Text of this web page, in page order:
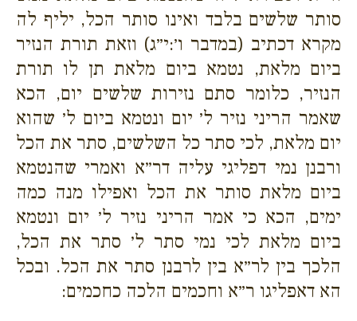
סותר שלשים בלבד ואינו סותר הכל, יליף לה
מקרא דכתיב (במדבר ו׳:י״ג) וזאת תורת הנזיר
ביום מלאת, נטמא ביום מלאת תן לו תורת
הנזיר, כלומר סתם נזירות שלשים יום, הכא
שאמר הריני נזיר ל׳ יום ונטמא ביום ל׳ שהוא
יום מלאת, לכי סתר כל השלשים, סתר את הכל
ורבנן נמי דפליגי עליה דר״א ואמרי שהנטמא
ביום מלאת סותר את הכל ואפילו מנה כמה
ימים, הכא כי אמר הריני נזיר ל׳ יום ונטמא
ביום מלאת לכי נמי סתר ל׳ סתר את הכל,
הלכך בין לר״א בין לרבנן סתר את הכל. ובכל
הא דאפליגו ר״א וחכמים הלכה כחכמים: